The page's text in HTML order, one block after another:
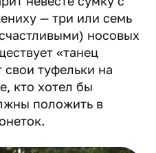
— три или семь
носовых
«танец
свои туфельки на
кто хотел бы
положить в